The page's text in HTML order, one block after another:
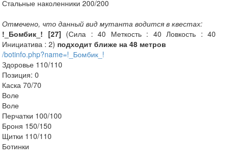
Стальные наколенники 200/200
Отмечено, что данный вид мутанта водится в квестах:
!_Бомбик_! [27] (Сила : 40 Меткость : 40 Ловкость : 40
Инициатива : 2) подходит ближе на 48 метров
/botinfo.php?name=!_Бомбик_!
Здоровье 110/110
Позиция: 0
Каска 70/70
Воле
Воле
Перчатки 100/100
Броня 150/150
Щитки 110/110
Ботинки